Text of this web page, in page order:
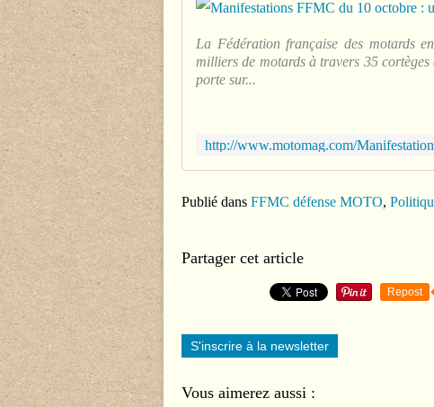
La Fédération française des motards
milliers de motards à travers 35
porte sur...
Publié dans FFMC défense MOTO,
Partager cet article
Repost
S'inscrire à la newsletter
Vous aimerez aussi :